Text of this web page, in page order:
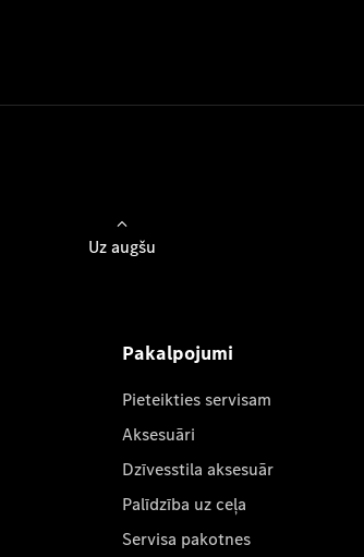
Uz augšu
Pakalpojumi
Pieteikties servisam
Aksesuāri
Dzīvesstila aksesuār
Palīdzība uz ceļa
Servisa pakotnes